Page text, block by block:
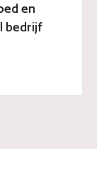
en
bedrijf